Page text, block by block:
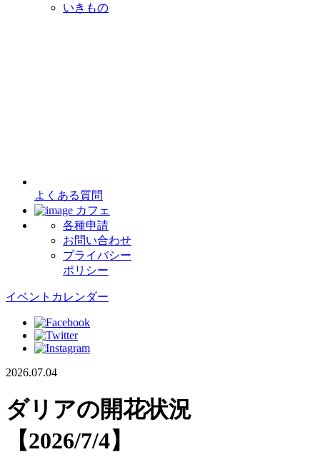
いきもの
よくある質問
カフェ
各種申請
お問い合わせ
プライバシー
ポリシー
イベントカレンダー
2026.07.04
ダリアの開花状況
【2026/7/4】